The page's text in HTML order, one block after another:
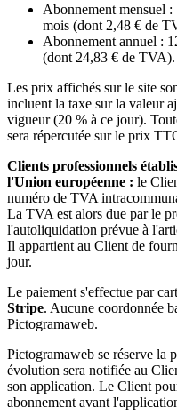
Abonnement mensuel
mois (dont 2,48 € de
Abonnement annuel :
(dont 24,83 € de TVA).
Les prix affichés sur le site
incluent la taxe sur la valeur
vigueur (20 % à ce jour).
sera répercutée sur le prix
Clients professionnels
l'Union européenne : le
numéro de TVA
La TVA est alors due par le
l'autoliquidation prévue à
Il appartient au Client de
jour.
Le paiement s'effectue par
Stripe. Aucune coordonnée
Pictogramaweb.
Pictogramaweb se réserve la
évolution sera notifiée au
son application. Le Client
abonnement avant